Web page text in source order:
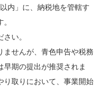
内」に、納税地を管轄す
い。
ませんが、青色申告や税務
期の提出が推奨されま
り取りにおいて、事業開始